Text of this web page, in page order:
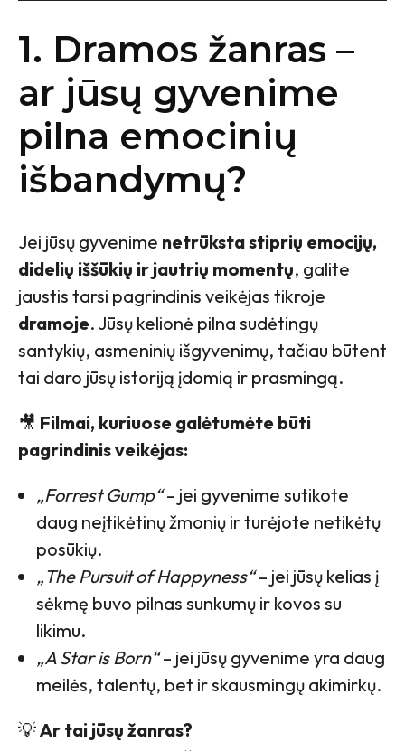
1. Dramos žanras –
ar jūsų gyvenime
pilna emocinių
išbandymų?
Jei jūsų gyvenime netrūksta stiprių emocijų,
didelių iššūkių ir jautrių momentų, galite
jaustis tarsi pagrindinis veikėjas tikroje
dramoje. Jūsų kelionė pilna sudėtingų
santykių, asmeninių išgyvenimų, tačiau būtent
tai daro jūsų istoriją įdomią ir prasmingą.
🎥 Filmai, kuriuose galėtumėte būti
pagrindinis veikėjas:
„Forrest Gump“– jei gyvenime sutikote
daug neįtikėtinų žmonių ir turėjote netikėtų
posūkių.
„The Pursuit of Happyness“– jei jūsų kelias į
sėkmę buvo pilnas sunkumų ir kovos su
likimu.
„A Star is Born“– jei jūsų gyvenime yra daug
meilės, talentų, bet ir skausmingų akimirkų.
💡Ar tai jūsų žanras?